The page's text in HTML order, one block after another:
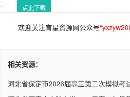
点此下载
欢迎关注育星资源网公众号
相关资源：
河北省保定市2026届高三第二次模拟考